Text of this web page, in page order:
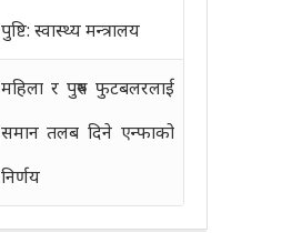
पुष्टि: स्वास्थ्य मन्त्रालय
महिला र पुरुष फुटबलरलाई
समान तलब दिने एन्फाको
निर्णय